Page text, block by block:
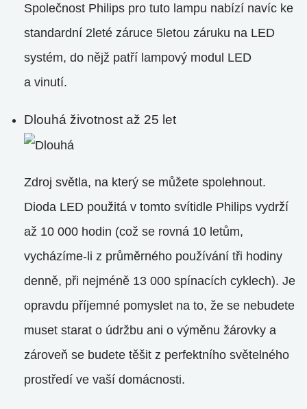
Společnost Philips pro tuto lampu nabízí navíc ke
standardní 2leté záruce 5letou záruku na LED
systém, do nějž patří lampový modul LED
a vinutí.
Dlouhá životnost až 25 let
Zdroj světla, na který se můžete spolehnout.
Dioda LED použitá v tomto svítidle Philips vydrží
až 10 000 hodin (což se rovná 10 letům,
vycházíme-li z průměrného používání tři hodiny
denně, při nejméně 13 000 spínacích cyklech). Je
opravdu příjemné pomyslet na to, že se nebudete
muset starat o údržbu ani o výměnu žárovky a
zároveň se budete těšit z perfektního světelného
prostředí ve vaší domácnosti.